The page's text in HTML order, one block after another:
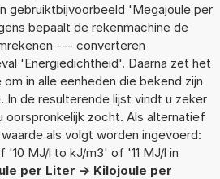
gebruiktbijvoorbeeld 'Megajoule per
bepaalt de rekenmachine de
--- converteren
'Energiedichtheid'. Daarna zet het
in alle eenheden die bekend zijn
In de resulterende lijst vindt u zeker
oorspronkelijk zocht. Als alternatief
als volgt worden ingevoerd:
'10 MJ/l to kJ/m3' of '11 MJ/l in
per Liter -> Kilojoule per